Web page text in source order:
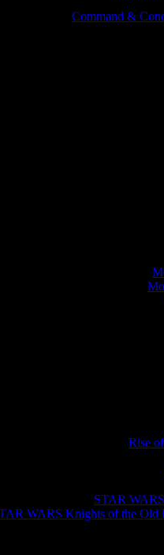
Command &
Rise
STAR
WARS Knights of the Old